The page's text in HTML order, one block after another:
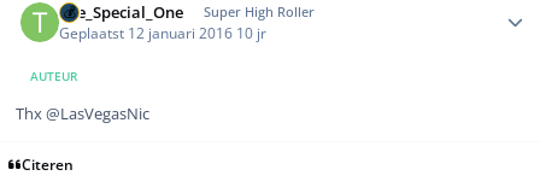
The_Special_One Super High Roller
Geplaatst 12 januari 2016 10 jr
AUTEUR
Thx @LasVegasNic
Citeren